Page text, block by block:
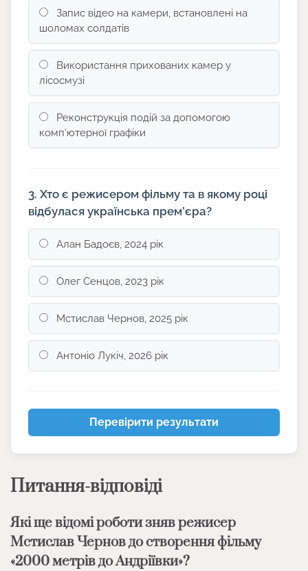
Запис відео на камери, встановлені на
шоломах солдатів
Використання прихованих камер у
лісосмузі
Реконструкція подій за допомогою
комп’ютерної графіки
3. Хто є режисером фільму та в якому році
відбулася українська прем’єра?
Алан Бадоєв, 2024 рік
Олег Сенцов, 2023 рік
Мстислав Чернов, 2025 рік
Антоніо Лукіч, 2026 рік
Перевірити результати
Питання-відповіді
Які ще відомі роботи зняв режисер
Мстислав Чернов до створення фільму
«2000 метрів до Андріївки»?